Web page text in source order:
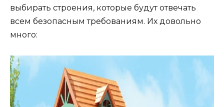
выбирать строения, которые будут отвечать
всем безопасным требованиям. Их довольно
много: